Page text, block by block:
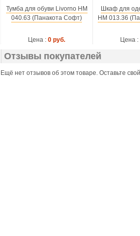
Тумба для обуви Livorno НМ
040.63 (Панакота Софт)
Цена : 0 руб.
Шкаф для
НМ 013.36
Цена :
Отзывы покупателей
Ещё нет отзывов об этом товаре. Оставьте